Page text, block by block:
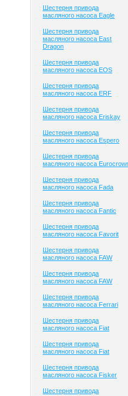
Шестерня привода
масляного насоса Eagle
Шестерня привода
масляного насоса East
Dragon
Шестерня привода
масляного насоса EOS
Шестерня привода
масляного насоса ERF
Шестерня привода
масляного насоса Eriskay
Шестерня привода
масляного насоса Espero
Шестерня привода
масляного насоса
Шестерня привода
масляного насоса Fada
Шестерня привода
масляного насоса Fantic
Шестерня привода
масляного насоса Favorit
Шестерня привода
масляного насоса FAW
Шестерня привода
масляного насоса FAW
Шестерня привода
масляного насоса Ferrari
Шестерня привода
масляного насоса Fiat
Шестерня привода
масляного насоса Fiat
Шестерня привода
масляного насоса Fisker
Шестерня привода